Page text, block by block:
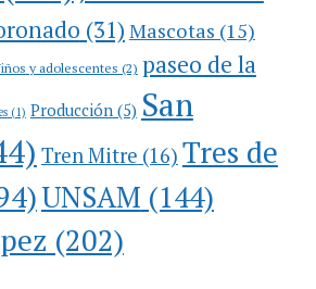
(31) Mascotas (15)
y adolescentes (2) paseo de la
(1) Producción(5) San
Tren Mitre (16) Tres de
UNSAM (144)
(202)